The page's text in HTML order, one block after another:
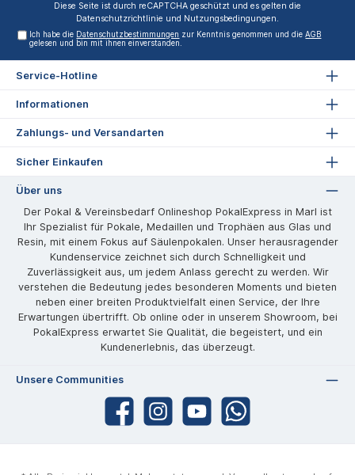
Diese Seite ist durch reCAPTCHA geschützt und es gelten die
Datenschutzrichtlinie und Nutzungsbedingungen.
Ich habe die Datenschutzbestimmungen zur Kenntnis genommen und dieAGB
gelesen und bin mit ihnen einverstanden.
Service-Hotline
Informationen
Zahlungs- und Versandarten
Sicher Einkaufen
Über uns
Der Pokal & Vereinsbedarf Onlineshop PokalExpress in Marl ist
Ihr Spezialist für Pokale, Medaillen und Trophäen aus Glas und
Resin, mit einem Fokus auf Säulenpokalen. Unser herausragender
Kundenservice zeichnet sich durch Schnelligkeit und
Zuverlässigkeit aus, um jedem Anlass gerecht zu werden. Wir
verstehen die Bedeutung jedes besonderen Moments und bieten
neben einer breiten Produktvielfalt einen Service, der Ihre
Erwartungen übertrifft. Ob online oder in unserem Showroom, bei
PokalExpress erwartet Sie Qualität, die begeistert, und ein
Kundenerlebnis, das überzeugt.
Unsere Communities